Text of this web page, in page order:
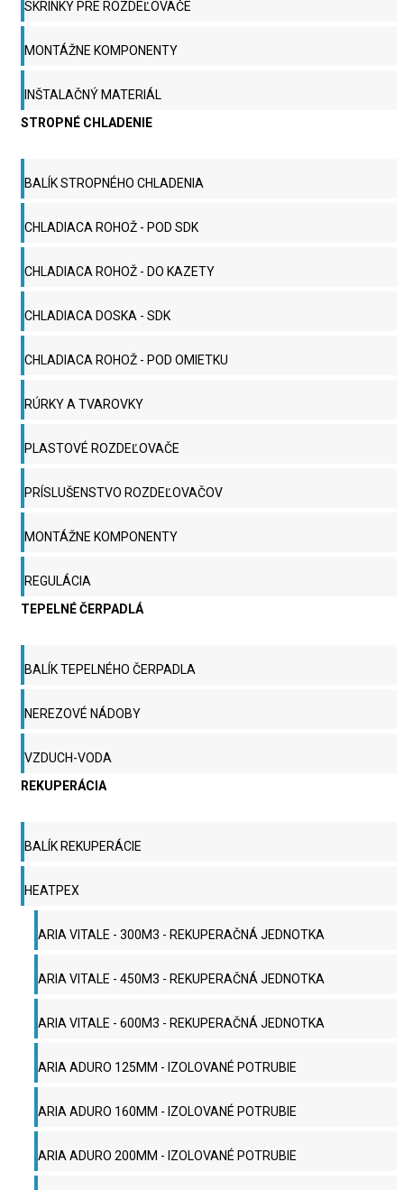
SKRINKY PRE ROZDEĽOVAČE
MONTÁŽNE KOMPONENTY
INŠTALAČNÝ MATERIÁL
STROPNÉ CHLADENIE
BALÍK STROPNÉHO CHLADENIA
CHLADIACA ROHOŽ - POD SDK
CHLADIACA ROHOŽ - DO KAZETY
CHLADIACA DOSKA - SDK
CHLADIACA ROHOŽ - POD OMIETKU
RÚRKY A TVAROVKY
PLASTOVÉ ROZDEĽOVAČE
PRÍSLUŠENSTVO ROZDEĽOVAČOV
MONTÁŽNE KOMPONENTY
REGULÁCIA
TEPELNÉ ČERPADLÁ
BALÍK TEPELNÉHO ČERPADLA
NEREZOVÉ NÁDOBY
VZDUCH-VODA
REKUPERÁCIA
BALÍK REKUPERÁCIE
HEATPEX
ARIA VITALE - 300M3 - REKUPERAČNÁ JEDNOTKA
ARIA VITALE - 450M3 - REKUPERAČNÁ JEDNOTKA
ARIA VITALE - 600M3 - REKUPERAČNÁ JEDNOTKA
ARIA ADURO 125MM - IZOLOVANÉ POTRUBIE
ARIA ADURO 160MM - IZOLOVANÉ POTRUBIE
ARIA ADURO 200MM - IZOLOVANÉ POTRUBIE